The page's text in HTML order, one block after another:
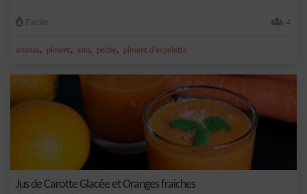
Facile 4
ananas, piment, eau, peche, piment d'espelette
Jus de Carotte Glacée et Oranges fraiches